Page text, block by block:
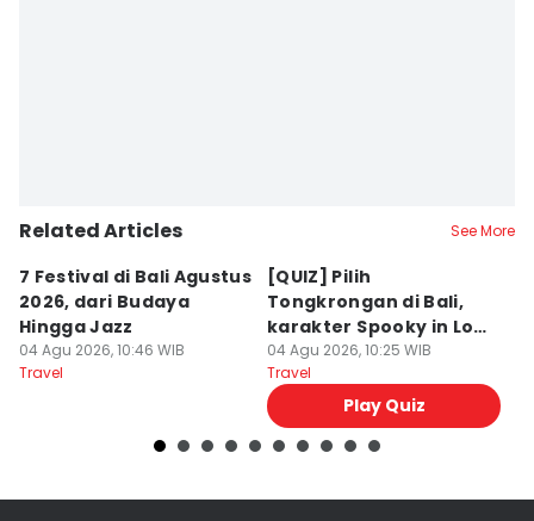
Related Articles See More
7 Festival di Bali Agustus
2026, dari Budaya
Hingga Jazz
04 Agu 2026, 10:46 WIB
Travel
[QUIZ] Pilih
Tongkrongan di Bali,
karakter Spooky in Love
Ini Mirip Kamu
04 Agu 2026, 10:25 WIB
Travel
Play Quiz